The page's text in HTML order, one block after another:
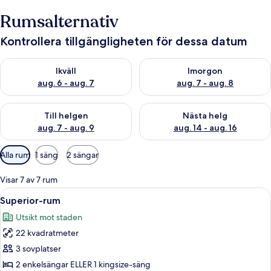
Rumsalternativ
Kontrollera tillgängligheten för dessa datum
Ikväll
aug. 6 - aug. 7
Kontrollera tillgängligheten för ikväll aug. 6 - aug. 7
Imorgon
aug. 7 - aug. 8
Kontrollera tillgängligheten
Till helgen
aug. 7 - aug. 9
Kontrollera tillgängligheten för den här helgen aug. 7 - aug. 9
Nästa helg
aug. 14 - aug. 16
Kontrollera tillgängligheten
Tillgängliga
filter
för
rum
Alla rum 1 säng 2 sängar
Visar 7 av 7 rum
Öppna
alla
foton
för
Superior-
rum
Ett modernt hotellrum med en stor
11
Superior-rum
Utsikt mot staden
22 kvadratmeter
3 sovplatser
2 enkelsängar ELLER 1 kingsize-säng